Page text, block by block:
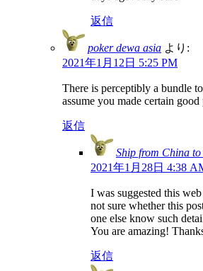
返信
poker dewa asia より:
2021年1月12日 5:25 PM
There is perceptibly a bundle
assume you made certain
返信
Ship from China
2021年1月28日 4:38
I was suggested this
not sure whether this
one else know such
You are amazing!
返信